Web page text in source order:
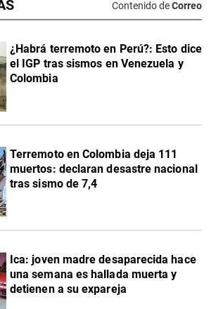
Contenido deCorreo
¿Habrá terremoto en Perú?: Esto dice
el IGP tras sismos en Venezuela y
Colombia
Terremoto en Colombia deja 111
muertos: declaran desastre nacional
tras sismo de 7,4
Ica: joven madre desaparecida hace
una semana es hallada muerta y
detienen a su expareja